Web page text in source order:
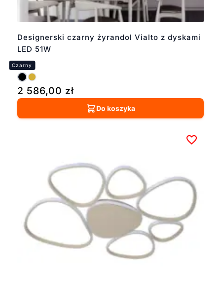
Designerski czarny żyrandol Vialto z dyskami
LED 51W
2 586,00 zł
Do koszyka